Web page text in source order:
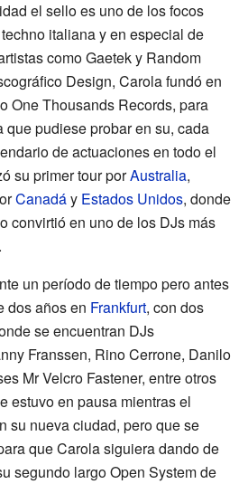
el sello es uno de los focos
italiana y en especial de
como Gaetek y Random
Design, Carola fundó en
One Thousands Records, para
que pudiese probar en su, cada
de actuaciones en todo el
su primer tour porAustralia,
Canadáy Estados Unidos, donde
convirtió en uno de los DJs más
un período de tiempo pero antes
dos años en Frankfurt, con dos
se encuentran DJs
Franssen, Rino Cerrone, Danilo
Mr Velcro Fastener, entre otros
estuvo en pausa mientras el
su nueva ciudad, pero que se
que Carola siguiera dando de
segundo largo Open System de